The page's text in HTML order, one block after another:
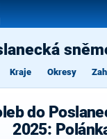
Kraje Okresy
do
2025: